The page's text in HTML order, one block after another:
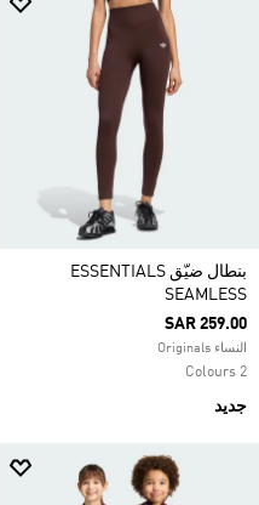
بنطال ضيّق ESSENTIALS
SEAMLESS
SAR 259.00
النساء Originals
2 Colours
جديد